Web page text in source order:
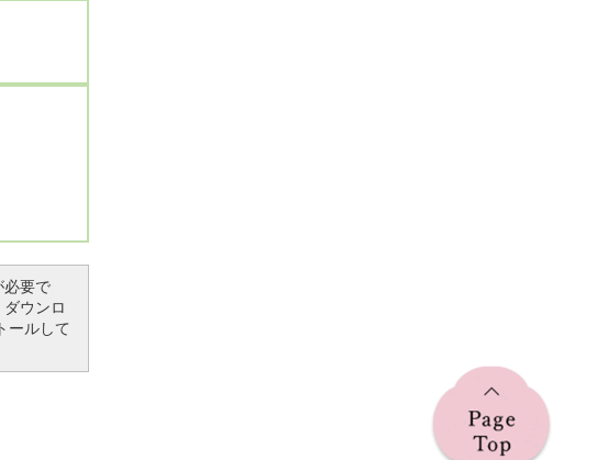
必要で
ウンロ
ールして